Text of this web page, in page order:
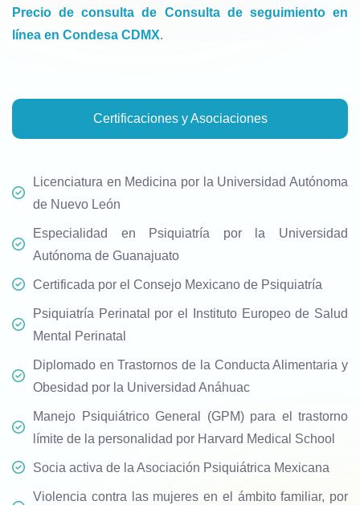
Precio de consulta de Consulta de seguimiento en
línea en Condesa CDMX.
Certificaciones y Asociaciones
Licenciatura en Medicina por la Universidad Autónoma
de Nuevo León
Especialidad en Psiquiatría por la Universidad
Autónoma de Guanajuato
Certificada por el Consejo Mexicano de Psiquiatría
Psiquiatría Perinatal por el Instituto Europeo de Salud
Mental Perinatal
Diplomado en Trastornos de la Conducta Alimentaria y
Obesidad por la Universidad Anáhuac
Manejo Psiquiátrico General (GPM) para el trastorno
límite de la personalidad por Harvard Medical School
Socia activa de la Asociación Psiquiátrica Mexicana
Violencia contra las mujeres en el ámbito familiar, por